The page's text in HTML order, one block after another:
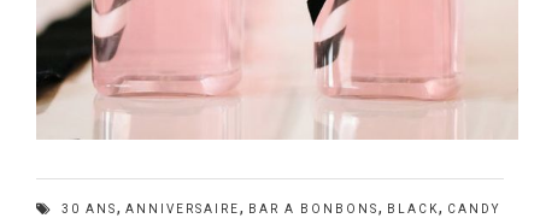
30 ANS, ANNIVERSAIRE, BAR A BONBONS, BLACK, CANDY